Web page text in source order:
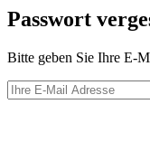
Passwort
Bitte geben Sie Ihre E-